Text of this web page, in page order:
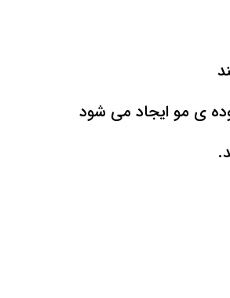
ی مو ایجاد می شود